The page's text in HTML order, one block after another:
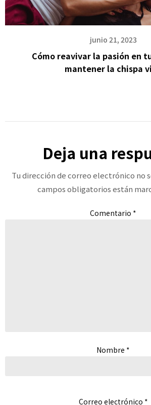
junio 21, 2023
Cómo reavivar la pasión en
mantener la chispa
Deja una
Tu dirección de correo electrónico no
campos obligatorios están
Comentario *
Nombre *
Correo electrónico *